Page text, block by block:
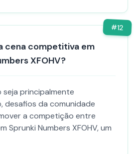
#12
cena competitiva em
XFOHV?
seja principalmente
desafios da comunidade
a competição entre
Sprunki Numbers XFOHV, um